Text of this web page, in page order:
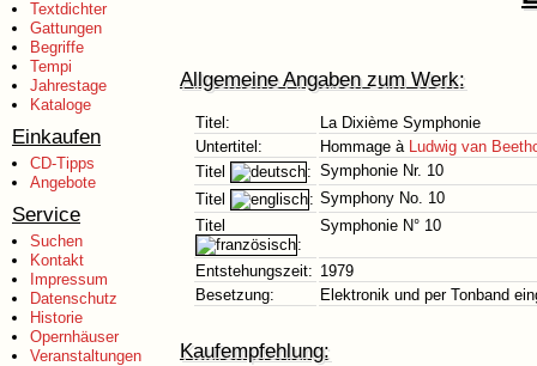
Textdichter
Gattungen
Begriffe
Tempi
Jahrestage
Kataloge
Einkaufen
CD-Tipps
Angebote
Service
Suchen
Kontakt
Impressum
Datenschutz
Historie
Opernhäuser
Veranstaltungen
Allgemeine Angaben zum Werk:
Titel:
La Dixième Symphonie
Untertitel:
Hommage à Ludwig van
Titel
: Symphonie Nr. 10
Titel
: Symphony No. 10
Titel
:
Symphonie N° 10
Entstehungszeit: 1979
Besetzung:
Elektronik und per Tonband
Kaufempfehlung: